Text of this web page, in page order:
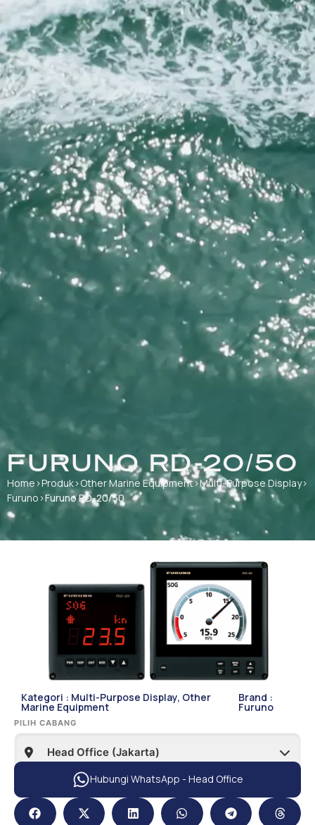
FURUNO RD-20/50
Home ›Produk›Other Marine Equipment›Multi-Purpose Display›
Furuno ›Furuno RD-20/50
Kategori : Multi-Purpose Display, Other
Marine Equipment
Brand :
Furuno
PILIH CABANG
Hubungi WhatsApp - Head Office